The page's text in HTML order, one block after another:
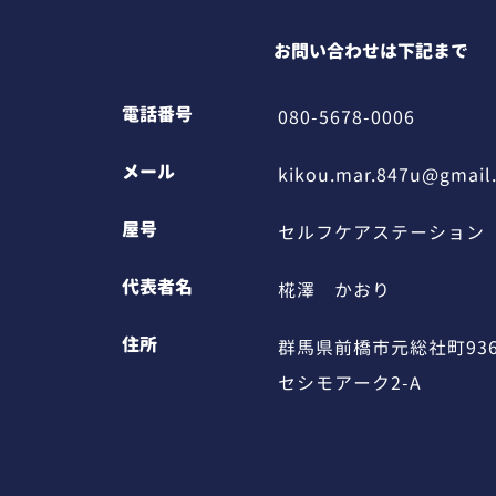
お問い合わせは下記まで
電話番号 080-5678-0006
メール
屋号 セルフケアステーション
代表者名 椛澤 かおり
住所
群馬県前橋市元総社町
セシモアーク2-A